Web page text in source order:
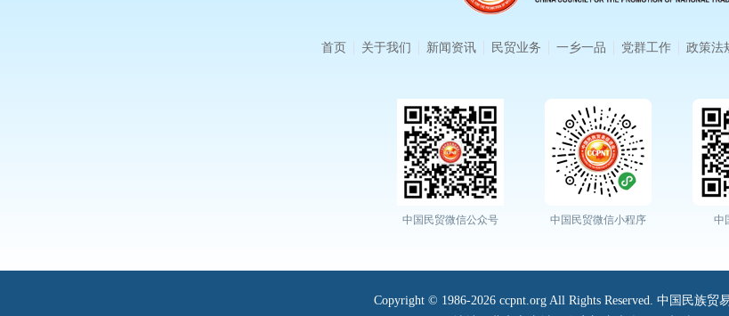
首页 关于我们 新闻资讯 民贸业务 一乡一品 党群工作 政策法
中国民贸微信公众号 中国民贸微信小程序 中
Copyright © 1986-2026 ccpnt.org All Rights Reserved. 中国民族贸